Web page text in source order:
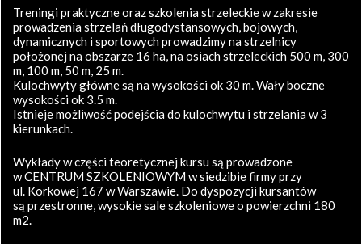
Treningi praktyczne oraz szkolenia strzeleckie w zakresie
prowadzenia strzelań długodystansowych, bojowych,
dynamicznych i sportowych prowadzimy na strzelnicy
położonej na obszarze 16 ha, na osiach strzeleckich 500 m, 300
m, 100 m, 50 m, 25 m.
Kulochwyty główne są na wysokości ok 30 m. Wały boczne
wysokości ok 3.5 m.
Istnieje możliwość podejścia do kulochwytu i strzelania w 3
kierunkach.
Wykłady w części teoretycznej kursu są prowadzone
w CENTRUM SZKOLENIOWYM w siedzibie firmy przy
ul. Korkowej 167 w Warszawie. Do dyspozycji kursantów
są przestronne, wysokie sale szkoleniowe o powierzchni 180
m2.